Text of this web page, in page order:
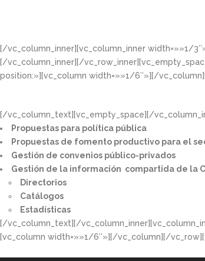
[/vc_column_inner][vc_column_inner width=»»1/
[/vc_column_inner][/
position:»][vc_column width=»»1/6″»][/
[/vc_column_text][vc_empty_space][/
Propuestas para política pública​
Propuestas de fomento productivo para el
Gestión de convenios público-privados​
Gestión de la información compartida de la
Directorios​
Catálogos​
Estadísticas
[/vc_column_text][/
[vc_column width=»»1/6″»][/vc_column][/